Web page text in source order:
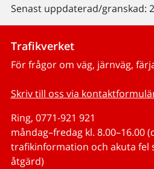
Senast uppdaterad/granskad:
Trafikverket
För frågor om väg, järnväg,
Skriv till oss via
Ring, 0771-921 921
måndag–fredag kl. 8.00–16.00
trafikinformation och akuta fel
åtgärd)